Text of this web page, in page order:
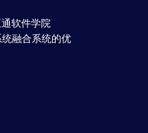
软件学院
融合系统的优